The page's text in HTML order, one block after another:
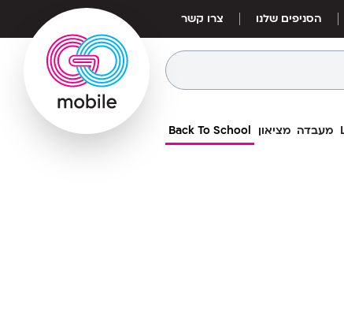
הסניפים שלנו צרו קשר
מעבדה מציאון Back To School